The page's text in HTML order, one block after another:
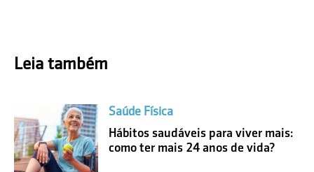
Leia também
Saúde Física
Hábitos saudáveis para viver mais:
como ter mais 24 anos de vida?